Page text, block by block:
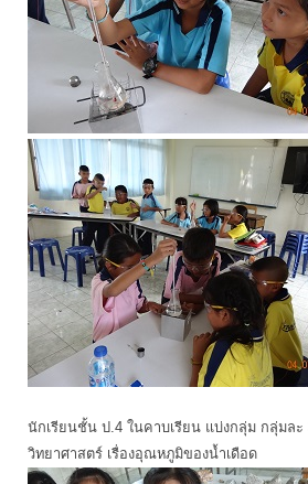
นักเรียนชั้น ป.4 ในคาบเรียน แบ่งกลุ่ม กลุ่มล
วิทยาศาสตร์ เรื่องอุณหภูมิของน้ำเดือด